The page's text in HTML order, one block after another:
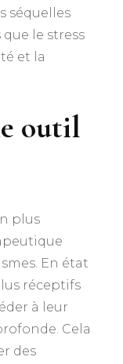
séquelles
le stress
et la
outil
plus
En état
réceptifs
à leur
Cela
des